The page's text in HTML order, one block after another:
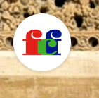
FEDERACIÓ CATALANA
DE FOTOGRAFIA
F
C
F